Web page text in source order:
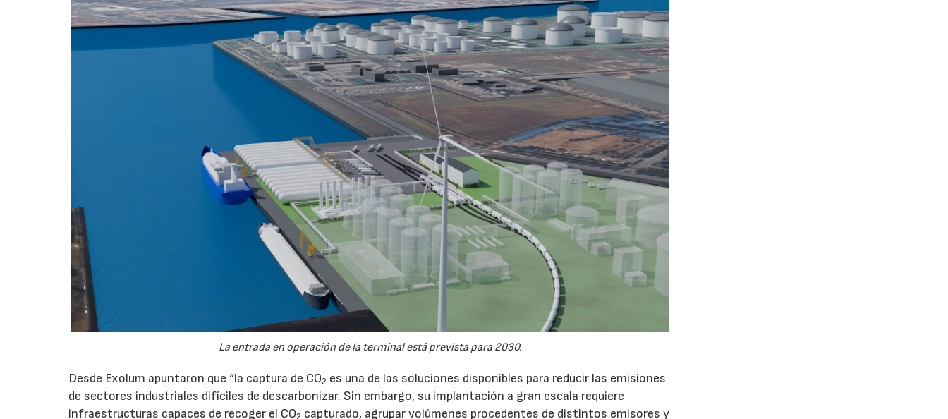
La entrada en operación de la terminal está prevista para 2030.
Desde Exolum apuntaron que “la captura de CO2 es una de las soluciones disponibles para reducir las emisiones
de sectores industriales difíciles de descarbonizar. Sin embargo, su implantación a gran escala requiere
infraestructuras capaces de recoger el CO
capturado, agrupar volúmenes procedentes de distintos emisores y